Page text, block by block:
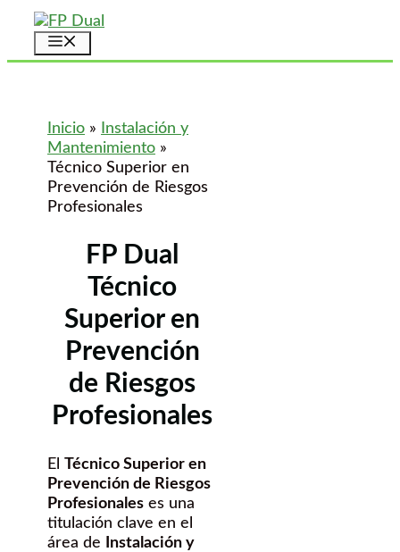
Saltar
contenido
Inicio »
Instalación y
Mantenimiento »
Técnico Superior en
Prevención de Riesgos
Profesionales
FP Dual
Técnico
Superior en
Prevención
de Riesgos
Profesionales
El Técnico Superior en
Prevención de Riesgos
Profesionales es una
titulación clave en el
área de
Instalación y